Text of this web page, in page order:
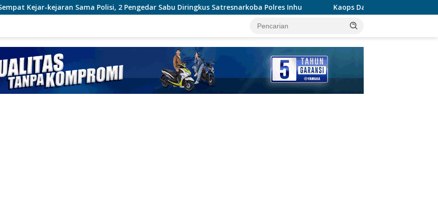
Polisi, 2 Pengedar Sabu Diringkus Satresnarkoba Polres Inhu Kaops Damai Cartenz-2026 Tinjau Pos Satgas